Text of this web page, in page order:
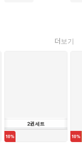
더보기
2권세트